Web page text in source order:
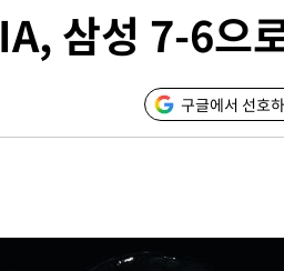
부 대변인
해 불가피"
월 중 예
삼성 7-6으
구글에서 선호